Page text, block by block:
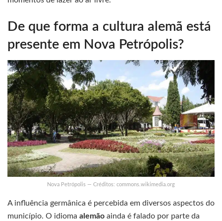
De que forma a cultura alemã está
presente em Nova Petrópolis?
Nova Petrópolis — Créditos: commons.wikimedia.org
A influência germânica é percebida em diversos aspectos do
município. O idioma alemão ainda é falado por parte da